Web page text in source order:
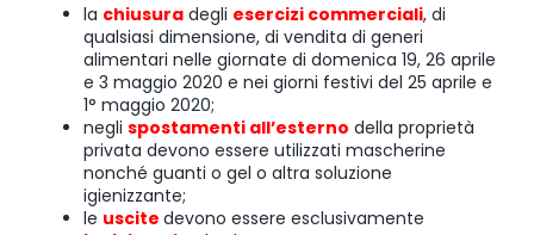
la chiusura degli esercizi commerciali, di
qualsiasi dimensione, di vendita di generi
alimentari nelle giornate di domenica 19, 26 aprile
e 3 maggio 2020 e nei giorni festivi del 25 aprile e
1° maggio 2020;
negli spostamenti all’esterno della proprietà
privata devono essere utilizzati mascherine
nonché guanti o gel o altra soluzione
igienizzante;
le uscite devono essere esclusivamente